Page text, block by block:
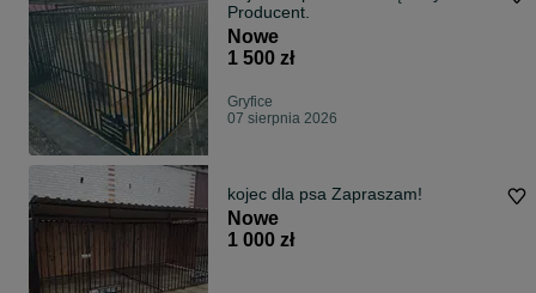
Producent.
Nowe
1 500 zł
Gryfice
07 sierpnia 2026
kojec dla psa Zapraszam!
Nowe
1 000 zł